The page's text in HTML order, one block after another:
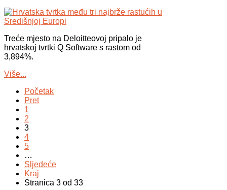
Treće mjesto na Deloitteovoj pripalo je
hrvatskoj tvrtki Q Software s rastom od
3,894%.
Više...
Početak
Pret
1
2
3
4
5
…
Sljedeće
Kraj
Stranica 3 od 33